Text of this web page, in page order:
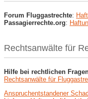
Forum Fluggastrechte:
Passagierrechte.org:
Rechtsanwälte für
Hilfe bei rechtlichen
Rechtsanwälte für
Anspruchentstandener